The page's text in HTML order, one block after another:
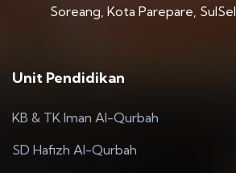
Soreang, Kota Parepare, SulSel
Unit Pendidikan
KB & TK Iman Al-Qurbah
SD Hafizh Al-Qurbah